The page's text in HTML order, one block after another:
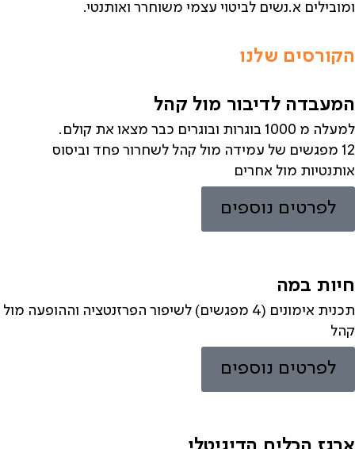
ומובילים א.נשים לביטוי עצמי משוחרר ואותנטי.
הקורסים שלנו
המעבדה לדיבור מול קהל
למעלה מ 1000 בוגרות ובוגרים כבר מצאו את קולם.
12 מפגשים של
עמידה מול קהל לשחרור פחד וביסוס
אותנטיות מול אחרים
לפרטים נוספים
חיות במה
תכנית אימונים (4 מפגשים) לשיפור הפרזנטציה וההופעה מול
קהל
לפרטים נוספים